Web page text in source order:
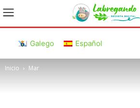
Galego Español
Inicio Mar